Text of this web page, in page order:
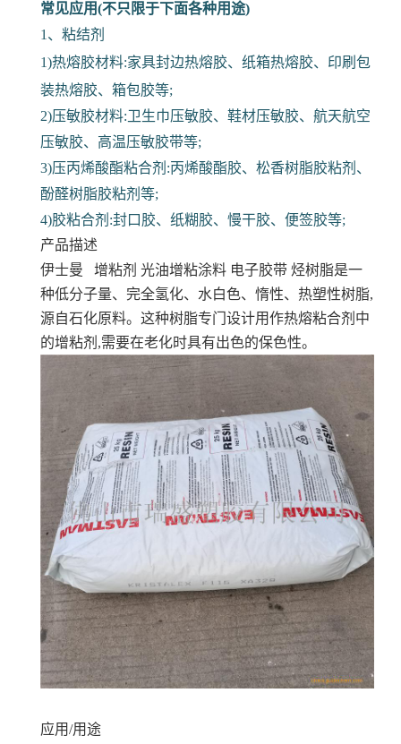
常见应用(不只限于下面各种用途)
1、粘结剂
1)热熔胶材料:家具封边热熔胶、纸箱热熔胶、印刷包
装热熔胶、箱包胶等;
2)压敏胶材料:卫生巾压敏胶、鞋材压敏胶、航天航空
压敏胶、高温压敏胶带等;
3)压丙烯酸酯粘合剂:丙烯酸酯胶、松香树脂胶粘剂、
酚醛树脂胶粘剂等;
4)胶粘合剂:封口胶、纸糊胶、慢干胶、便签胶等;
产品描述
伊士曼 增粘剂 光油增粘涂料 电子胶带 烃树脂是一
种低分子量、完全氢化、水白色、惰性、热塑性树脂,
源自石化原料。这种树脂专门设计用作热熔粘合剂中
的增粘剂,需要在老化时具有出色的保色性。
应用/用途